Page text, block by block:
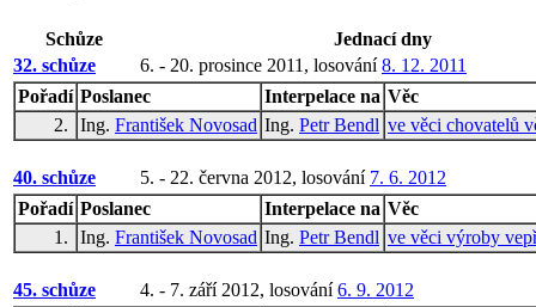
Schůze
Jednací dny
32. schůze
6. - 20. prosince 2011, losování8. 12. 2011
Pořadí Poslanec Interpelace na Věc
2.
Ing. František Novosad Ing. Petr Bendl ve věci chovatelů
40. schůze 5. - 22. června 2012, losování 7. 6. 2012
Pořadí Poslanec Interpelace na Věc
1.
Ing. František Novosad Ing. Petr Bendl ve věci výroby
45. schůze 4. - 7. září 2012, losování6. 9. 2012